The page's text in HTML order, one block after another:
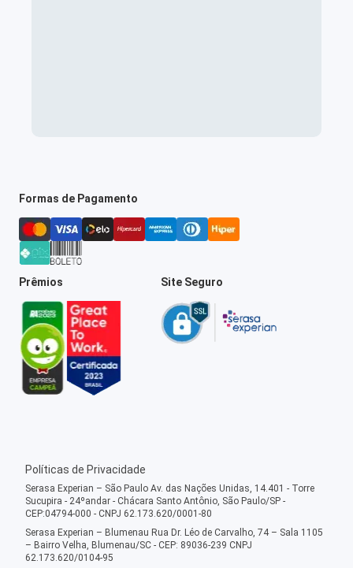
Formas de Pagamento
Prêmios Site Seguro
Políticas de Privacidade
Serasa Experian – São Paulo Av. das Nações Unidas, 14.401 - Torre
Sucupira - 24ºandar - Chácara Santo Antônio, São Paulo/SP -
CEP:04794-000 - CNPJ 62.173.620/0001-80
Serasa Experian – Blumenau Rua Dr. Léo de Carvalho, 74 – Sala 1105
– Bairro Velha, Blumenau/SC - CEP: 89036-239 CNPJ
62.173.620/0104-95